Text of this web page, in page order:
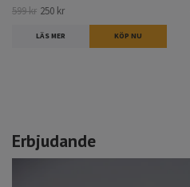
Erbjudande
599 kr 250 kr
LÄS MER KÖP NU